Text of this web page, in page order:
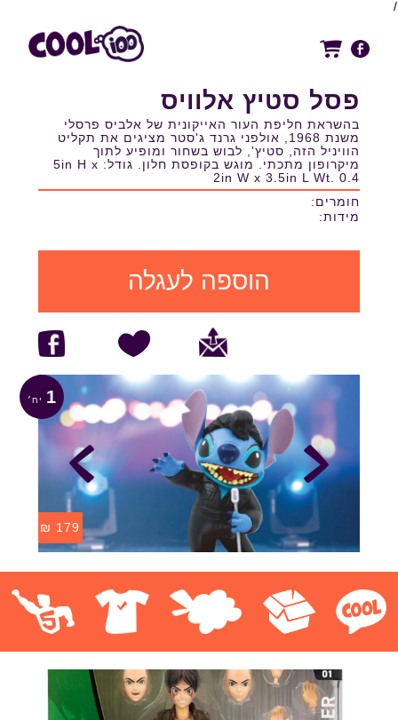
/
פסל סטיץ אלוויס
בהשראת חליפת העור האייקונית של אלביס פרסלי
משנת 1968, אולפני גרנד ג'סטר מציגים את תקליט
הוויניל הזה, סטיץ', לבוש בשחור ומופיע לתוך
מיקרופון מתכתי. מוגש בקופסת חלון. גודל: 5in H x
2in W x 3.5in L Wt. 0.4
חומרים:
מידות:
הוספה לעגלה
1
179
₪
אספנות בובות פרווה חולצות